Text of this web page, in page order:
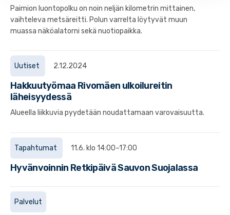
Paimion luontopolku on noin neljän kilometrin mittainen,
vaihteleva metsäreitti. Polun varrelta löytyvät muun
muassa näköalatorni sekä nuotiopaikka.
Uutiset 2.12.2024
Hakkuutyömaa Rivomäen ulkoilureitin
läheisyydessä
Alueella liikkuvia pyydetään noudattamaan varovaisuutta.
Tapahtumat 11.6. klo 14:00–17:00
Hyvänvoinnin Retkipäivä Sauvon Suojalassa
Palvelut